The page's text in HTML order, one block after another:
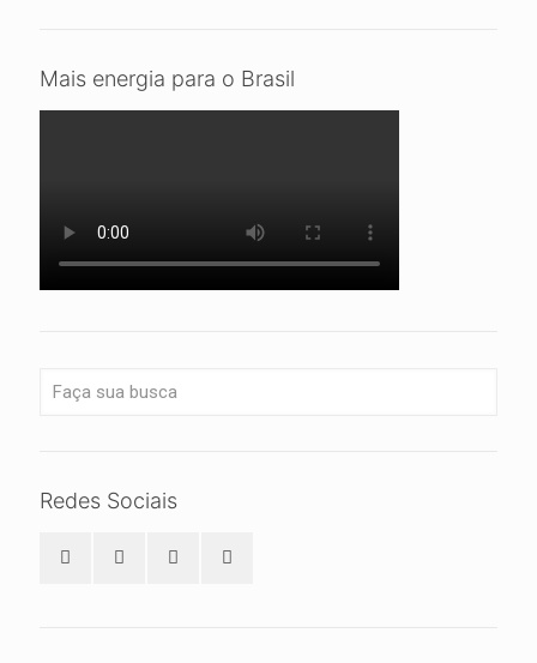
Mais energia para o Brasil
Redes Sociais